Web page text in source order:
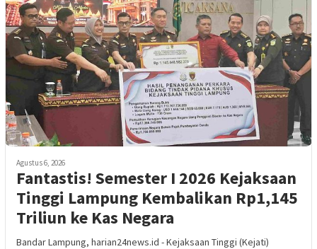
Agustus 6, 2026
Fantastis! Semester I 2026 Kejaksaan
Tinggi Lampung Kembalikan Rp1,145
Triliun ke Kas Negara
Bandar Lampung, harian24news.id - Kejaksaan Tinggi (Kejati)